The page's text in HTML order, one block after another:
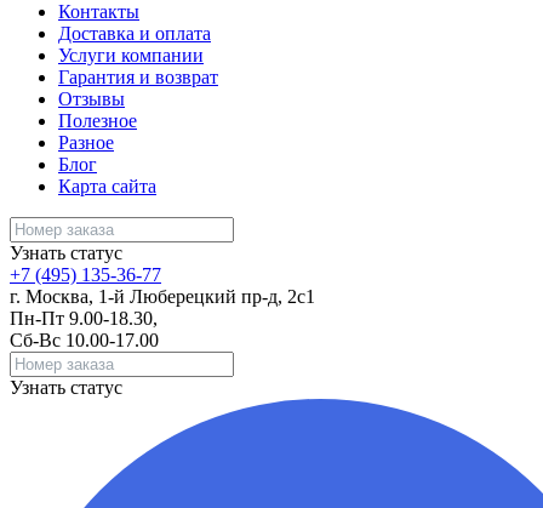
Контакты
Доставка и оплата
Услуги компании
Гарантия и возврат
Отзывы
Полезное
Разное
Блог
Карта сайта
Узнать статус
+7 (495) 135-36-77
г. Москва, 1-й Люберецкий пр-д, 2с1
Пн-Пт 9.00-18.30,
Сб-Вс 10.00-17.00
Узнать статус